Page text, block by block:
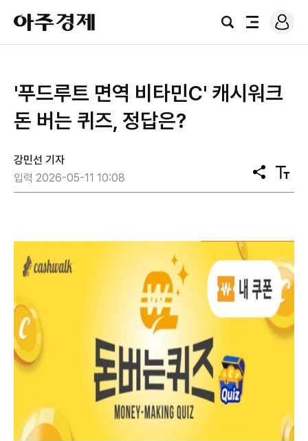
아
주
경
검
전
로
그
'푸드루트 면역 비타민C' 캐시워크
돈 버는 퀴즈, 정답은?
강민선 기자
입력 2026-05-11 10:08
공
유
텍
스